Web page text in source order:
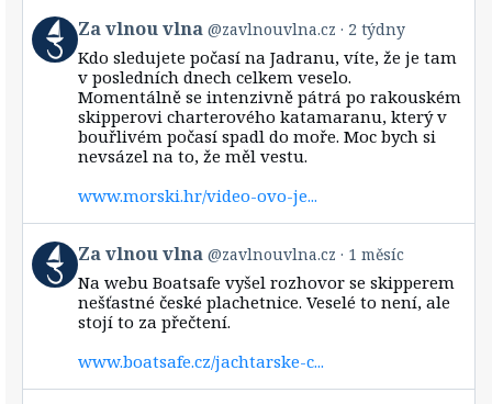
View
post
by
Bluesky
Za vlnou vlna @zavlnouvlna.cz 2 týdny
Kdo sledujete počasí na Jadranu, víte, že je tam
v posledních dnech celkem veselo.
Momentálně se intenzivně pátrá po rakouském
skipperovi charterového katamaranu, který v
bouřlivém počasí spadl do moře. Moc bych si
nevsázel na to, že měl vestu.
www.morski.hr/video-ovo-je...
View
post
by
Za vlnou vlna @zavlnouvlna.cz 1 měsíc
Na webu Boatsafe vyšel rozhovor se skipperem
nešťastné české plachetnice. Veselé to není, ale
stojí to za přečtení.
www.boatsafe.cz/jachtarske-c...